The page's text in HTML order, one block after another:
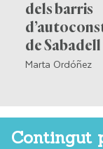
dels barris
de Sabadell
Marta Ordóñez
Contingut